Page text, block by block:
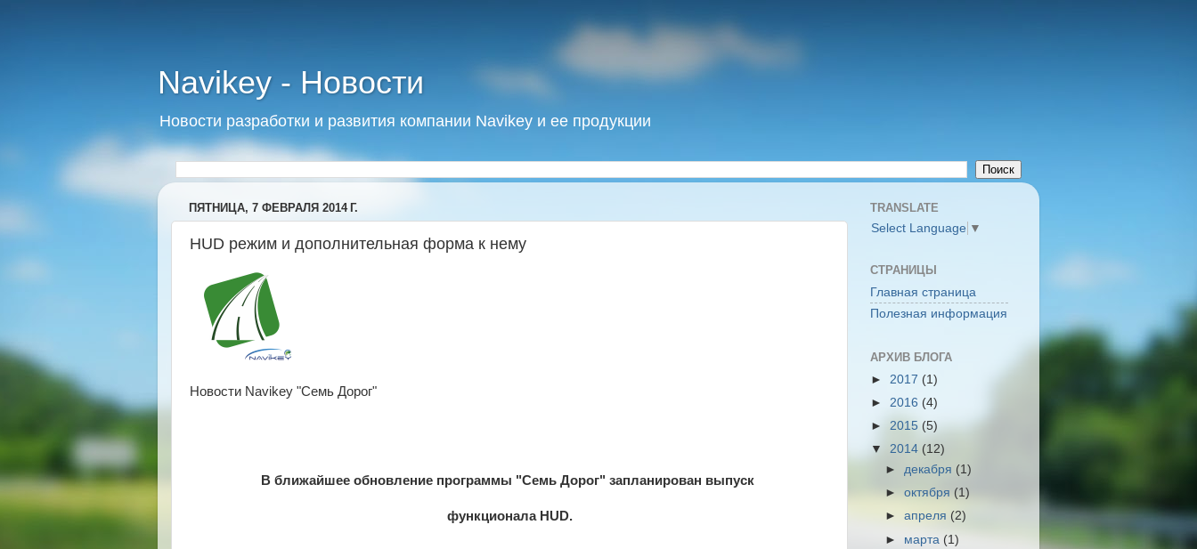
Navikey - Новости
Новости разработки и развития компании Navikey и ее продукции
ПЯТНИЦА, 7 ФЕВРАЛЯ 2014 Г.
HUD режим и дополнительная форма к нему
Новости Navikey "Семь Дорог"
В ближайшее обновление программы "Семь Дорог" запланирован выпуск
функционала HUD.
TRANSLATE
Select Language ▼
СТРАНИЦЫ
Главная страница
Полезная информация
АРХИВ БЛОГА
► 2017 (1)
► 2016 (4)
► 2015 (5)
▼ 2014 (12)
►декабря (1)
►октября (1)
►апреля (2)
► марта (1)